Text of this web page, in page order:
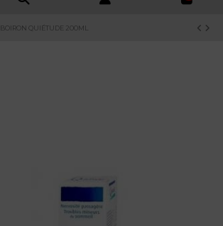
BOIRON QUIÉTUDE 200ML